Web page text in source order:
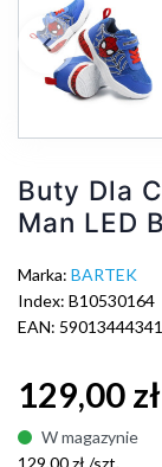
keyboard_arrow_left
Buty Dla
Man LED
Marka: BARTEK
Index: B10530164
EAN:
129,00 zł
W magazynie
129,00 zł /szt.